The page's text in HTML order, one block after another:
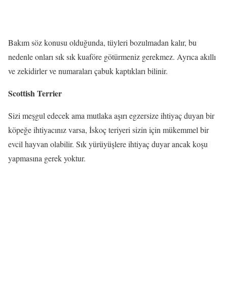
Bakım söz konusu olduğunda, tüyleri bozulmadan kalır, bu
nedenle onları sık sık kuaföre götürmeniz gerekmez. Ayrıca akıllı
ve zekidirler ve numaraları çabuk kaptıkları bilinir.
Scottish Terrier
Sizi meşgul edecek ama mutlaka aşırı egzersize ihtiyaç duyan bir
köpeğe ihtiyacınız varsa, İskoç teriyeri sizin için mükemmel bir
evcil hayvan olabilir. Sık yürüyüşlere ihtiyaç duyar ancak koşu
yapmasına gerek yoktur.